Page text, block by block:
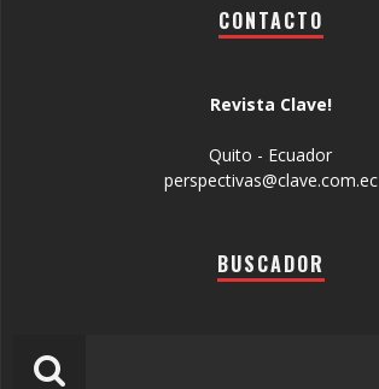
CONTACTO
Revista Clave!
Quito - Ecuador
perspectivas@clave.com.ec
BUSCADOR